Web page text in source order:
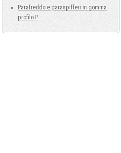
Parafreddo e paraspifferi in gomma
profilo P